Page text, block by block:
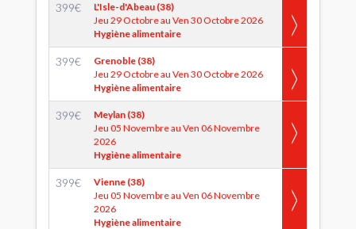
399€
L'Isle-d'Abeau (38)
Jeu 29 Octobre au Ven 30 Octobre 2026
Hygiène alimentaire
399€
Grenoble (38)
Jeu 29 Octobre au Ven 30 Octobre 2026
Hygiène alimentaire
399€
Meylan (38)
Jeu 05 Novembre au Ven 06 Novembre
2026
Hygiène alimentaire
399€
Vienne (38)
Jeu 05 Novembre au Ven 06 Novembre
2026
Hygiène alimentaire